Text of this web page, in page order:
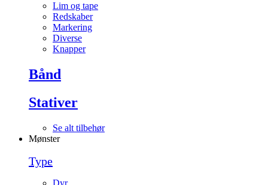
Lim og tape
Redskaber
Markering
Diverse
Knapper
Bånd
Stativer
Se alt tilbehør
Mønster
Type
Dyr